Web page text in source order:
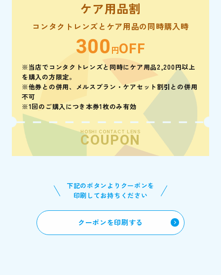
ケア用品割
コンタクトレンズとケア用品の同時購入時
300 円OFF
※当店でコンタクトレンズと同時にケア用品2,200円以上
を購入の方限定。
※他券との併用、メルスプラン・ケアセット割引との併用
不可
※1回のご購入につき本券1枚のみ有効
HOSHI CONTACT LENS
COUPON
下記のボタンよりクーポンを
印刷してお持ちください
クーポンを印刷する